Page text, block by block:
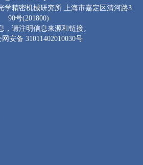
学精密机械研究所 上海市嘉定区清河路3
90号(201800)
，请注明信息来源和链接。
安备 31011402010030号